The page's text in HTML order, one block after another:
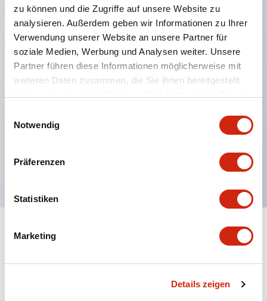
zu können und die Zugriffe auf unsere Website zu
analysieren. Außerdem geben wir Informationen zu Ihrer
Verwendung unserer Website an unsere Partner für
soziale Medien, Werbung und Analysen weiter. Unsere
Partner führen diese Informationen möglicherweise mit
weiteren Daten zusammen, die Sie ihnen bereitgestellt
Notwendig
Präferenzen
Statistiken
Marketing
Details zeigen
Hauptmerkmale
Anwendbar in potenziell explosionsgefährdeten
Atmosphären
Bis zu 3 Kontaktblöcke
Finger-sichere (IP20) Schraubklemmen verfügbar
Dokumente und Dateien
Bedienungsanleitung CAD-